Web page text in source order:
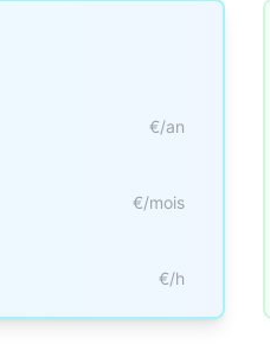
€/an
€/mois
€/h